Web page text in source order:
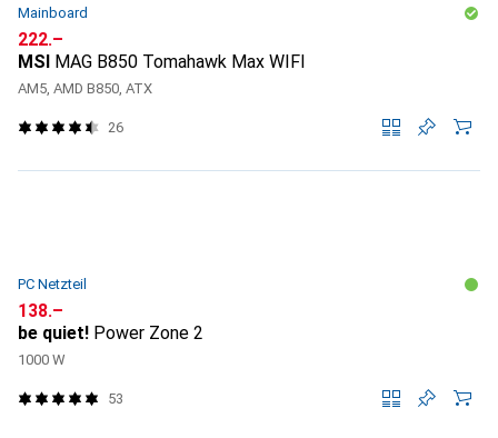
Mainboard
CHF
222.–
MSI
MAG B850 Tomahawk Max WIFI
AM5, AMD B850, ATX
26
PC Netzteil
CHF
138.–
be quiet! Power Zone 2
1000 W
53